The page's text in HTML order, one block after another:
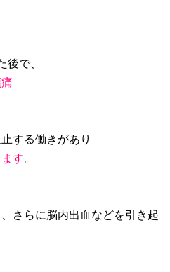
後で、
する働きがあり
す。
さらに脳内出血などを引き起